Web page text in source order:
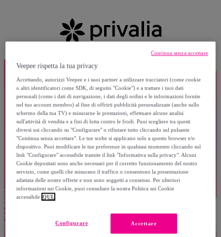
Veepee rispetta la tua privacy
Accettando, autorizzi Veepee e i suoi partner a utilizzare tracciatori (come cookie
o altri identificatori come SDK, di seguito "Cookie") e a trattare i tuoi dati
personali (come i dati di navigazione, i dati degli ordini e le informazioni fornite
nel tuo account membro) al fine di offrirti pubblicità personalizzate (anche sullo
schermo della tua TV) e misurarne le prestazioni, effettuare alcune analisi
sull'attività di vendita e a fini di lotta contro le frodi. Puoi scegliere tra questi
diversi usi cliccando su "Configurare" o rifiutare tutto cliccando sul pulsante
"Continua senza accettare". Le tue scelte si applicano solo a questo browser e/o
dispositivo. Puoi modificare le tue preferenze in qualsiasi momento cliccando sul
link "Configurare" accessibile tramite il link "Informativa sulla privacy". Alcuni
Cookie depositati sono anche necessari per il corretto funzionamento del nostro
servizio, come quelli che misurano il traffico o consentono la presentazione
adattata delle nostre offerte e non sono soggetti a consenso. Per ulteriori
informazioni sui Cookie, puoi consultare la nostra Politica sui Cookie
accessibile QUI.
Accettare
Configurare
Continua senza accettare